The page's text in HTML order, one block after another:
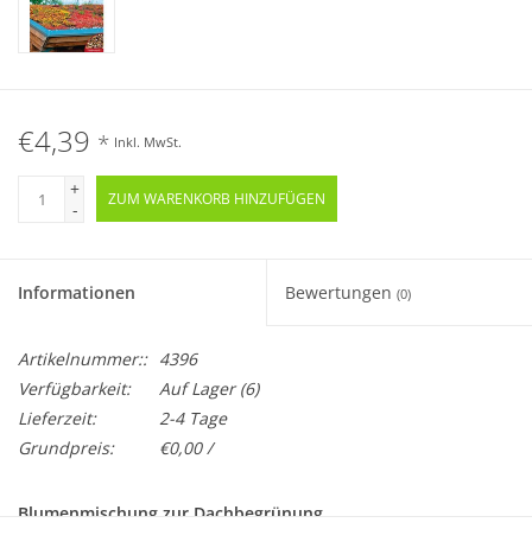
€4,39 * Inkl. MwSt.
+
-
ZUM WARENKORB HINZUFÜGEN
Informationen Bewertungen (0)
Artikelnummer:: 4396
Verfügbarkeit:
Auf Lager(6)
Lieferzeit:
2-4 Tage
Grundpreis:
€0,00 /
Blumenmischung zur Dachbegrünung